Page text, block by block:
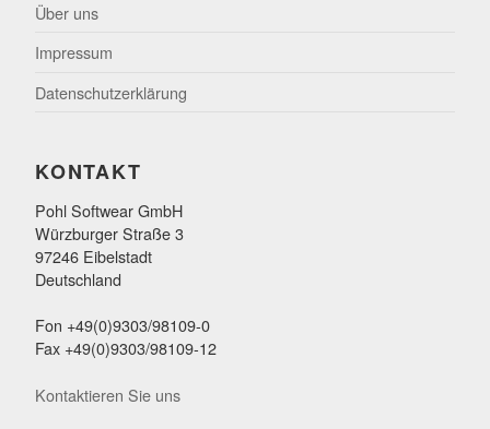
Über uns
Impressum
Datenschutzerklärung
KONTAKT
Pohl Softwear GmbH
Würzburger Straße 3
97246 Eibelstadt
Deutschland
Fon +49(0)9303/98109-0
Fax +49(0)9303/98109-12
Kontaktieren Sie uns